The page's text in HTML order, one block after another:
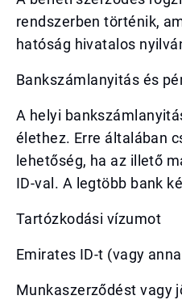
rendszerben történik,
hatóság hivatalos
Bankszámlanyitás és
A helyi
élethez. Erre általában
lehetőség, ha az illető
ID-val. A legtöbb bank
Tartózkodási vízumot
Emirates ID-t (vagy
Munkaszerződést vagy